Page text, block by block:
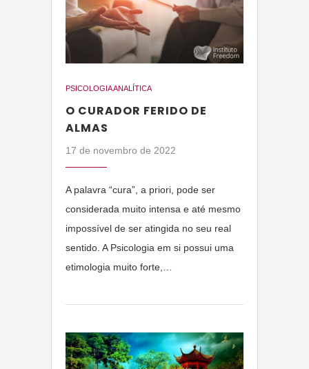
PSICOLOGIA ANALÍTICA
O CURADOR FERIDO DE
ALMAS
17 de novembro de 2022
A palavra “cura”, a priori, pode ser
considerada muito intensa e até mesmo
impossível de ser atingida no seu real
sentido. A Psicologia em si possui uma
etimologia muito forte,…